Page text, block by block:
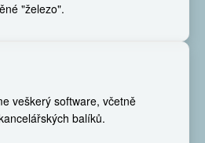
"železo".
veškerý software, včetně
balíků.